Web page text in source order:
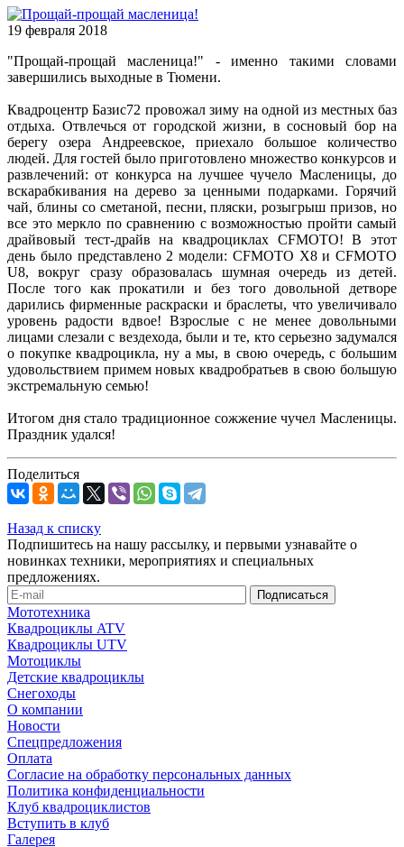
19 февраля 2018
"Прощай-прощай масленица!" - именно такими словами
завершились выходные в Тюмени.
Квадроцентр Базис72 провожал зиму на одной из местных баз
отдыха. Отвлечься от городской жизни, в сосновый бор на
берегу озера Андреевское, приехало большое количество
людей. Для гостей было приготовлено множество конкурсов и
развлечений: от конкурса на лучшее чучело Масленицы, до
вскарабкивания на дерево за ценными подарками. Горячий
чай, блины со сметаной, песни, пляски, розыгрыш призов, но
все это меркло по сравнению с возможностью пройти самый
драйвовый тест-драйв на квадроциклах CFMOTO! В этот
день было представлено 2 модели: CFMOTO X8 и CFMOTO
U8, вокруг сразу образовалась шумная очередь из детей.
После того как прокатили и без того довольной детворе
дарились фирменные раскраски и браслеты, что увеличивало
уровень радости вдвое! Взрослые с не менее довольными
лицами слезали с вездехода, были и те, кто серьезно задумался
о покупке квадроцикла, ну а мы, в свою очередь, с большим
удовольствием примем новых квадробратьев в свою большую
экстремальную семью!
Итогом дня стало традиционное сожжение чучел Масленицы.
Праздник удался!
Поделиться
Назад к списку
Подпишитесь на нашу рассылку, и первыми узнавайте о
новинках техники, мероприятиях и специальных
предложениях.
Мототехника
Квадроциклы ATV
Квадроциклы UTV
Мотоциклы
Детские квадроциклы
Снегоходы
О компании
Новости
Спецпредложения
Оплата
Согласие на обработку персональных данных
Политика конфиденциальности
Клуб квадроциклистов
Вступить в клуб
Галерея